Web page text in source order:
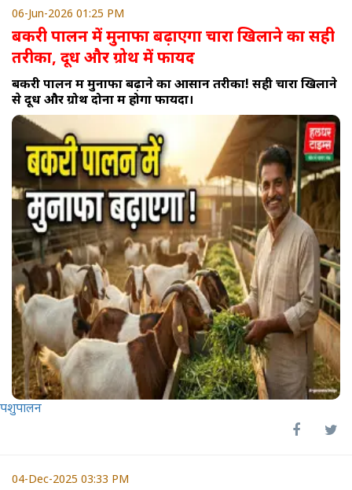
06-Jun-2026 01:25 PM
बकरी पालन में मुनाफा बढ़ाएगा चारा खिलाने का सही
तरीका, दूध और ग्रोथ में फायद
बकरी पालन में मुनाफा बढ़ाने का आसान तरीका! सही चारा खिलाने
से दूध और ग्रोथ दोनों में होगा फायदा।
पशुपालन
04-Dec-2025 03:33 PM